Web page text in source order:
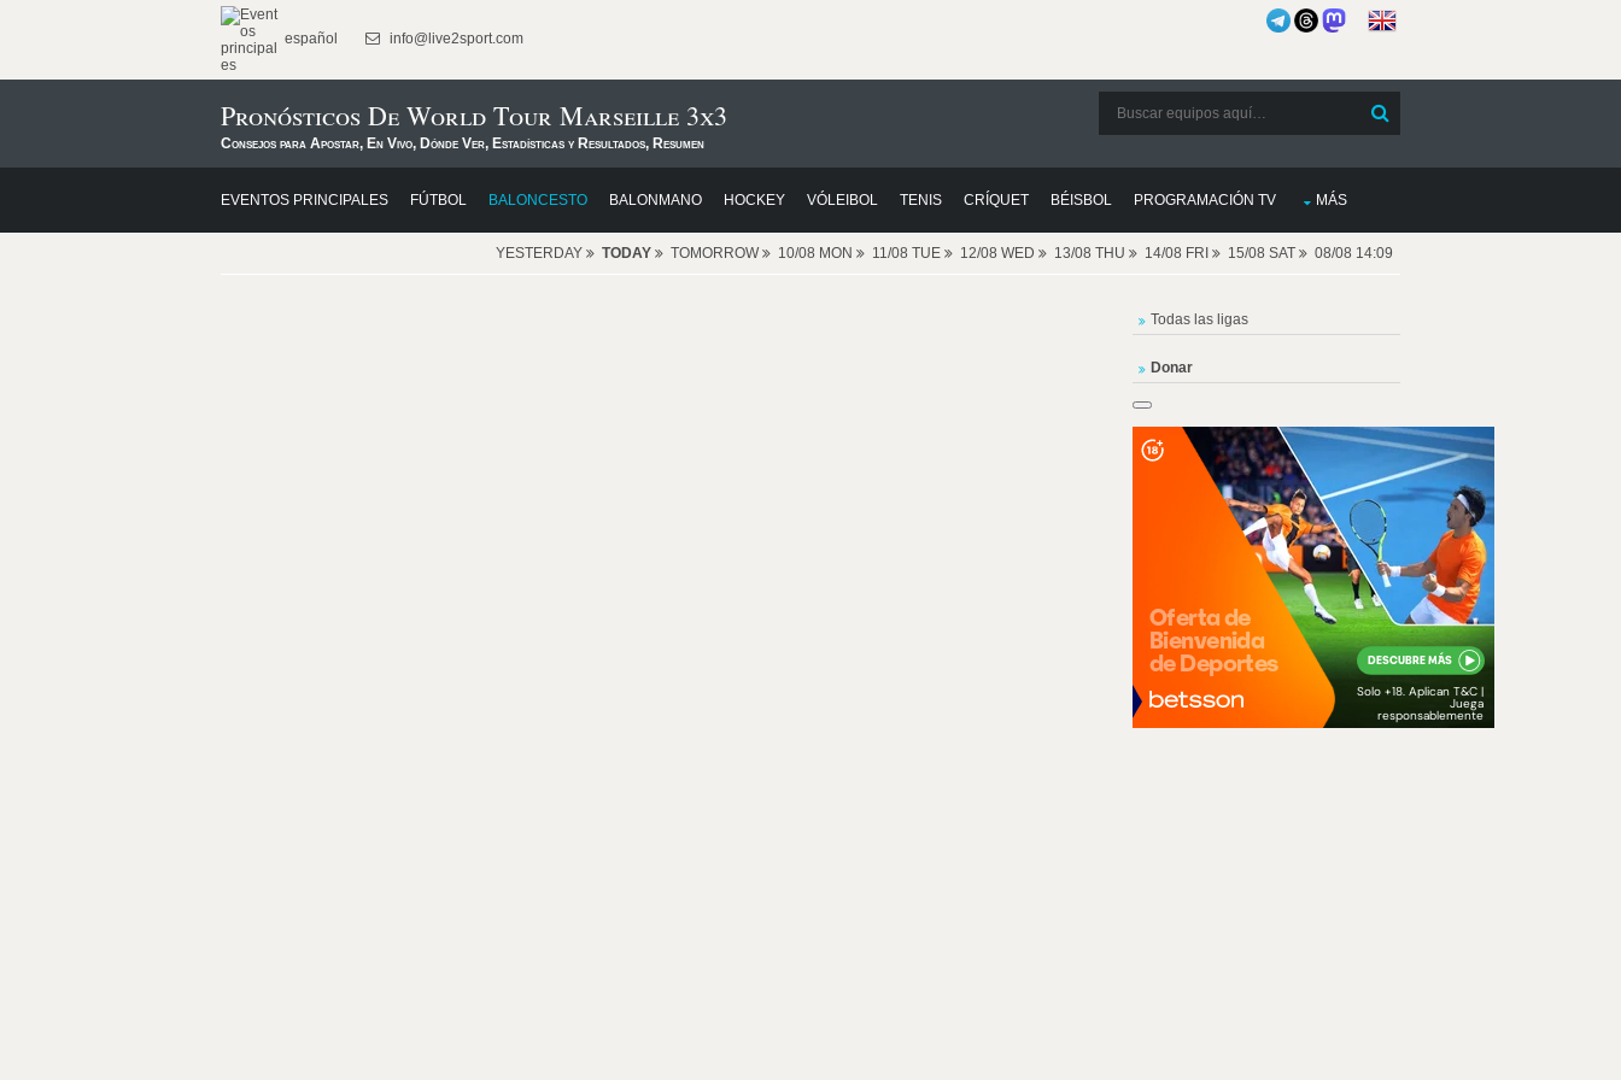
español info@live2sport.com
Pronósticos De World Tour Marseille 3x3
Consejos para Apostar, En Vivo, Dónde Ver, Estadísticas y Resultados, Resumen
EVENTOS PRINCIPALES FÚTBOL BALONCESTO BALONMANO HOCKEY VÓLEIBOL TENIS CRÍQUET BÉISBOL PROGRAMACIÓN TV MÁS
YESTERDAY TODAY TOMORROW 10/08 MON 11/08 TUE 12/08 WED 13/08 THU 14/08 FRI 15/08 SAT 08/08 14:09
Todas las ligas
Donar